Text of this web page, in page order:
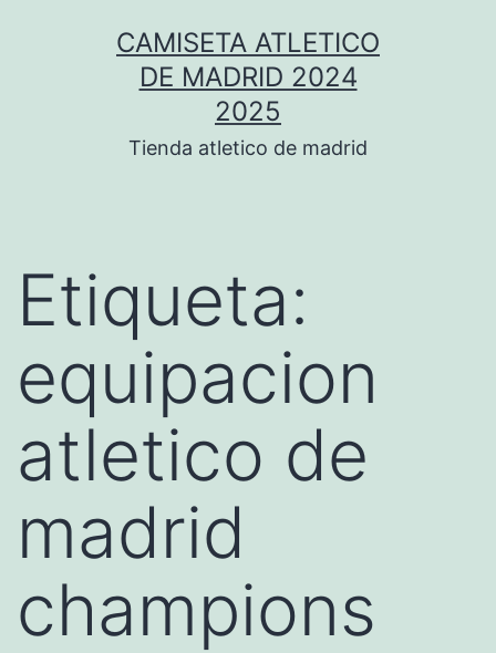
CAMISETA ATLETICO
DE MADRID 2024
2025
Tienda atletico de madrid
Etiqueta:
equipacion
atletico de
madrid
champions